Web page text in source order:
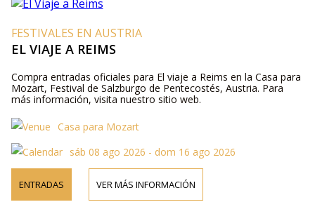
FESTIVALES EN AUSTRIA
EL VIAJE A REIMS
Compra entradas oficiales para El viaje a Reims en la Casa para
Mozart, Festival de Salzburgo de Pentecostés, Austria. Para
más información, visita nuestro sitio web.
Casa para Mozart
sáb 08 ago 2026 - dom 16 ago 2026
ENTRADAS VER MÁS INFORMACIÓN